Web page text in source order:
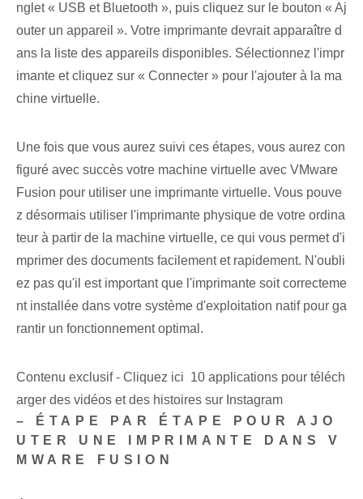
nglet « USB et Bluetooth », puis cliquez sur le bouton « Aj
outer un appareil ». Votre imprimante devrait apparaître d
ans la liste des appareils disponibles. Sélectionnez l'impr
imante et cliquez sur « Connecter » pour l'ajouter à la ma
chine virtuelle.
Une fois que vous aurez suivi ces étapes, vous aurez con
figuré avec succès votre machine virtuelle avec VMware
Fusion pour utiliser une imprimante virtuelle. Vous pouve
z désormais utiliser l'imprimante physique de votre ordina
teur à partir de la machine virtuelle, ce qui vous permet d'i
mprimer des documents facilement et rapidement. N'oubli
ez pas qu'il est important que l'imprimante soit correcteme
nt installée dans votre système d'exploitation natif pour ga
rantir un fonctionnement optimal.
Contenu exclusif - Cliquez ici 10 applications pour téléch
arger des vidéos et des histoires sur Instagram
– ÉTAPE PAR ÉTAPE POUR AJO
UTER UNE IMPRIMANTE DANS V
MWARE FUSION